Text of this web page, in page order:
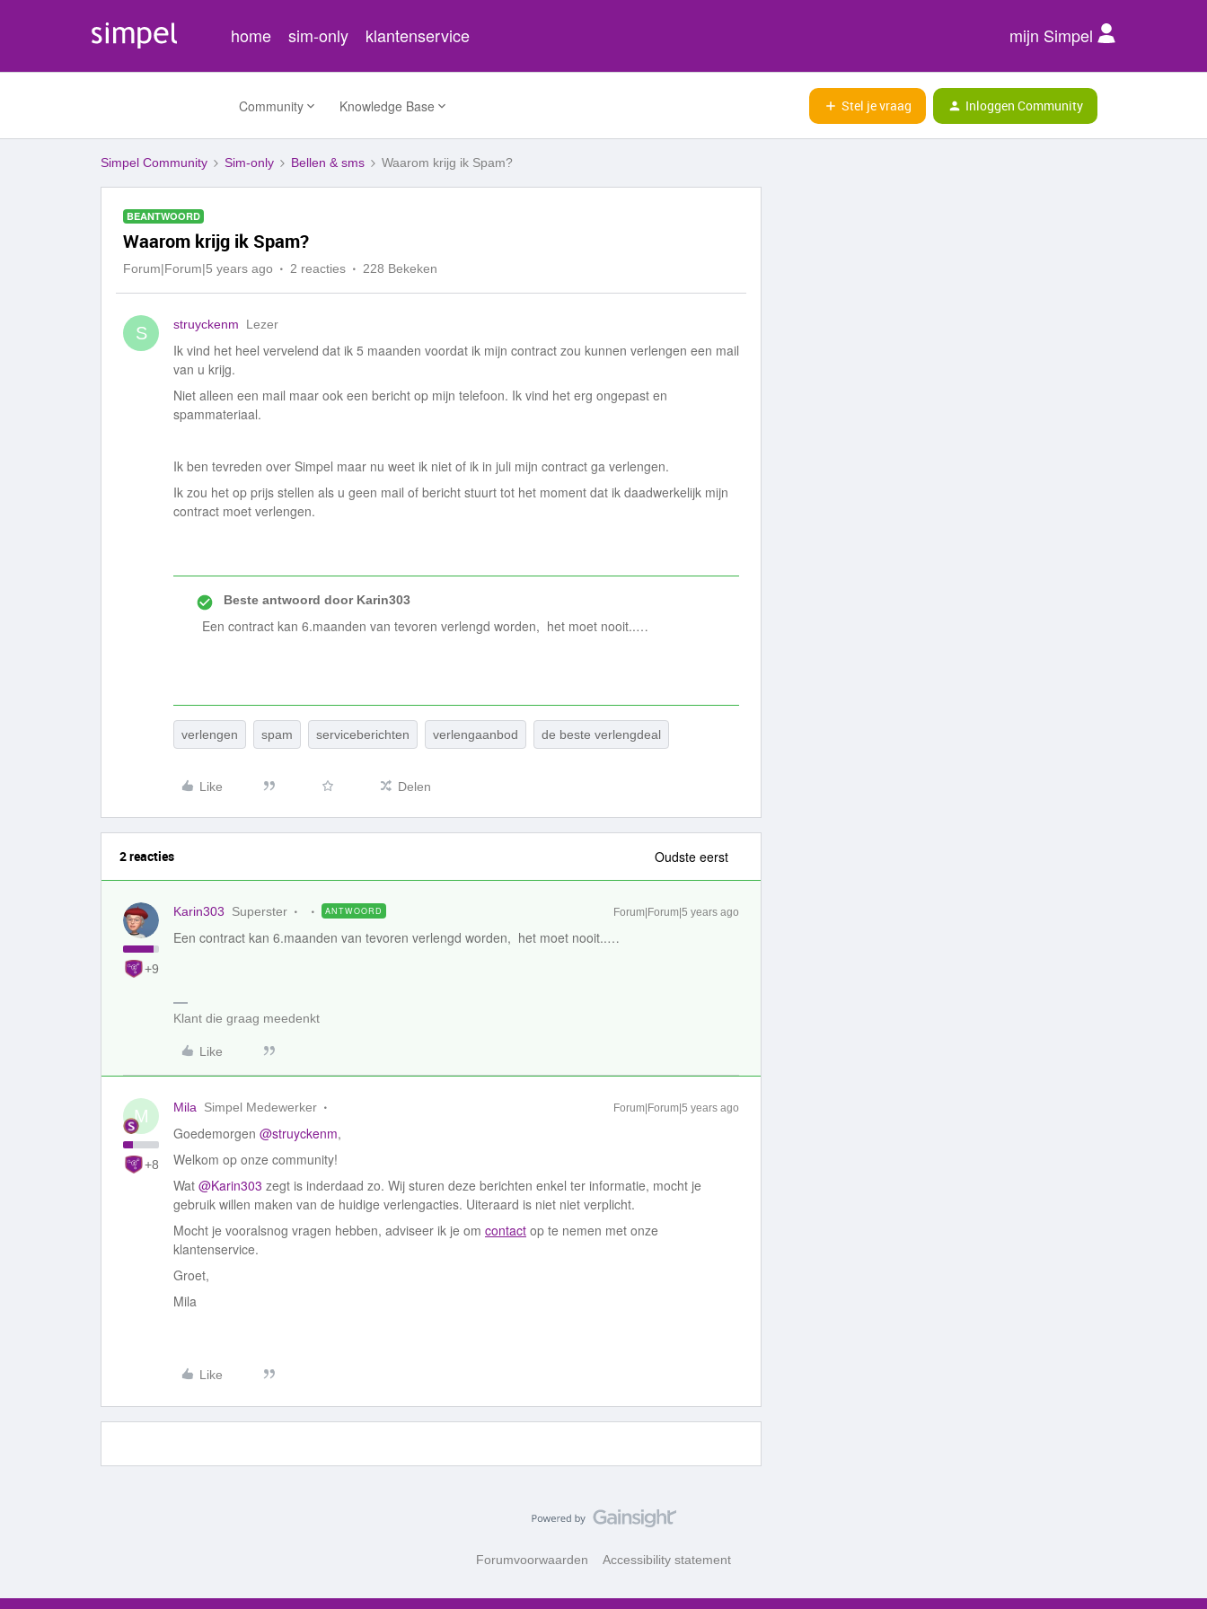
home sim-only klantenservice mijn Simpel
Community Knowledge Base Stel je vraag Inloggen Community
Simpel Community Sim-only Bellen & sms Waarom krijg ik Spam?
BEANTWOORD
Waarom krijg ik Spam?
Forum|Forum|5 years ago 2 reacties 228 Bekeken
S struyckenm Lezer
Ik vind het heel vervelend dat ik 5 maanden voordat ik mijn contract zou kunnen verlengen een mail
van u krijg.
Niet alleen een mail maar ook een bericht op mijn telefoon. Ik vind het erg ongepast en
spammateriaal.
Ik ben tevreden over Simpel maar nu weet ik niet of ik in juli mijn contract ga verlengen.
Ik zou het op prijs stellen als u geen mail of bericht stuurt tot het moment dat ik daadwerkelijk mijn
contract moet verlengen.
Beste antwoord doorKarin303
Een contract kan 6.maanden van tevoren verlengd worden, het moet nooit..…
verlengen spam serviceberichten verlengaanbod de beste verlengdeal
Like Delen
2 reacties Oudste eerst
+9
Karin303 Superster ANTWOORD Forum|Forum|5 years ago
Een contract kan 6.maanden van tevoren verlengd worden, het moet nooit..…
Klant die graag meedenkt
Like
M
+8
Mila Simpel Medewerker Forum|Forum|5 years ago
Goedemorgen @struyckenm,
Welkom op onze community!
Wat @Karin303 zegt is inderdaad zo. Wij sturen deze berichten enkel ter informatie, mocht je
gebruik willen maken van de huidige verlengacties. Uiteraard is niet niet verplicht.
Mocht je vooralsnog vragen hebben, adviseer ik je om contact op te nemen met onze
klantenservice.
Groet,
Mila
Like
Forumvoorwaarden Accessibility statement